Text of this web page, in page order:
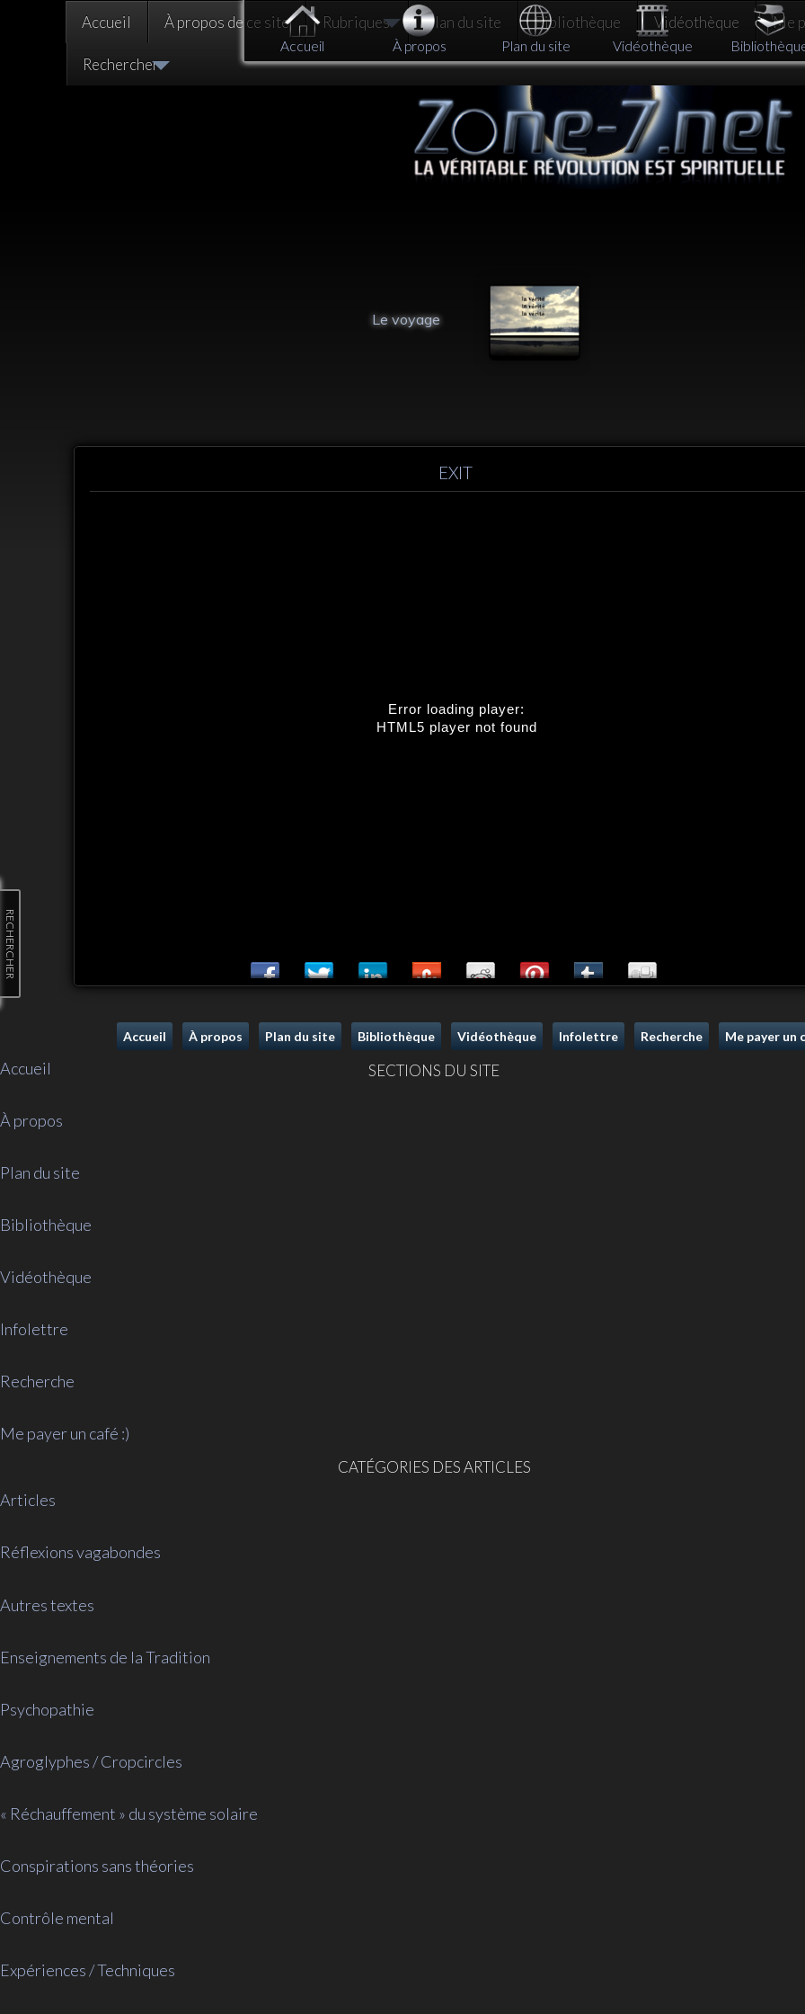
Accueil À propos de ce site Rubriques Plan du site Bibliothèque Vidéothèque Me
Rechercher
Le voyage
EXIT
Error loading player:
HTML5 player not found
Accueil À propos Plan du site Bibliothèque Vidéothèque Infolettre Recherche Me payer un
SECTIONS DU SITE
Accueil
À propos
Plan du site
Bibliothèque
Vidéothèque
Infolettre
Recherche
Me payer un café :)
CATÉGORIES DES ARTICLES
Articles
Réflexions vagabondes
Autres textes
Enseignements de la Tradition
Psychopathie
Agroglyphes / Cropcircles
« Réchauffement » du système solaire
Conspirations sans théories
Contrôle mental
Expériences / Techniques
Accueil À propos Plan du site Vidéothèque
RECHERCHER